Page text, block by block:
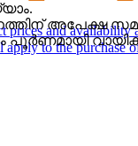
prices and availability
to the purchase
അപേക്ഷ
പൂർണമായി